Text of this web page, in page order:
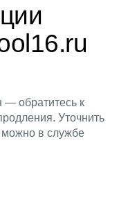
— обратитесь к
Уточнить
можно в службе